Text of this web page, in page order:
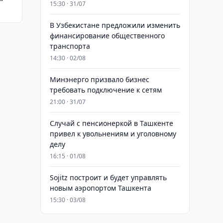
15:30 · 31/07
В Узбекистане предложили изменить
финансирование общественного
транспорта
14:30 · 02/08
Минэнерго призвало бизнес
требовать подключение к сетям
21:00 · 31/07
Случай с пенсионеркой в Ташкенте
привел к увольнениям и уголовному
делу
16:15 · 01/08
Sojitz построит и будет управлять
новым аэропортом Ташкента
15:30 · 03/08